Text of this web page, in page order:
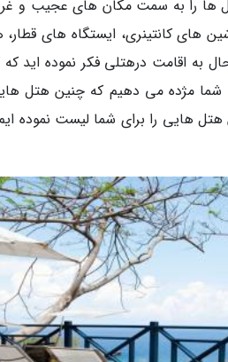
ها را به سمت مکان های عجیب و
های کانتینری، ایستگاه های
به اقامت درهتلی فکر نموده اید که
مژده می دهیم که چنین هتل هایی
هتل هایی را برای شما لیست نموده